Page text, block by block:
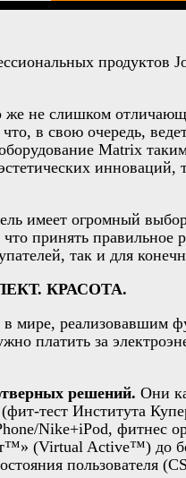
продуктов
не слишком
в свою очередь,
Matrix
имеет огромный
принять
так и для
КРАСОТА.
мире,
платить за
решений. Они
тест Института
Nike+iPod, фитнес
(Virtual Active™) до
пользователя